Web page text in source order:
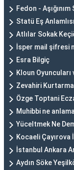
Fedon -
Statü Eş Anlamlısı
Atlılar Sokak
İsper mail şifresi
Esra Bilgiç
Kloun Oyuncuları
Zevahiri
Özge Toptani
Muhibbi ne
Yüceltmek Ne
Kocaeli Çayırova
İstanbul Ankara
Aydın Söke